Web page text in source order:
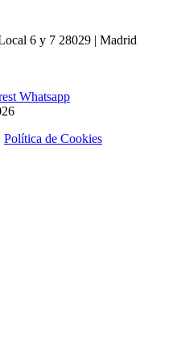
6 y 7 28029 | Madrid
Whatsapp
Política de Cookies